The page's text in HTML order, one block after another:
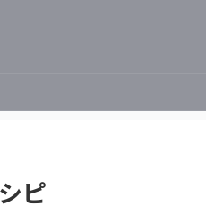
ピ